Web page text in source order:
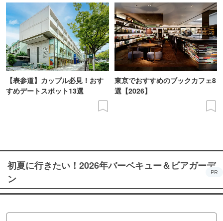
【表参道】カップル必見！おす
すめデートスポット13選
東京でおすすめのブックカフェ8
選【2026】
初夏に行きたい！2026年バーベキュー＆ビアガーデ
ン
PR